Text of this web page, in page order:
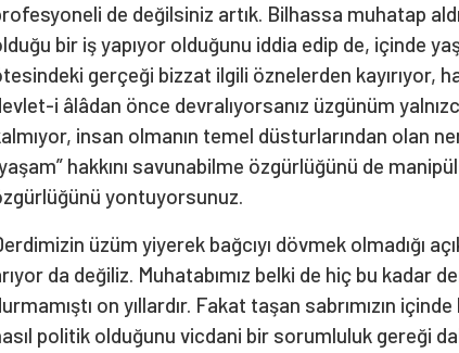
de değilsiniz artık. Bilhassa muhatap
bir iş yapıyor olduğunu iddia edip de, içinde
gerçeği bizzat ilgili öznelerden kayırıyor,
i âlâdan önce devralıyorsanız üzgünüm
insan olmanın temel düsturlarından olan
hakkını savunabilme özgürlüğünü de
yontuyorsunuz.
üzüm yiyerek bağcıyı dövmek olmadığı
da değiliz. Muhatabımız belki de hiç bu kadar
on yıllardır. Fakat taşan sabrımızın
politik olduğunu vicdani bir sorumluluk gereği